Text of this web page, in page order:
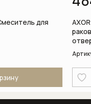
для
для